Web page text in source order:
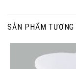
SẢN PHẨM